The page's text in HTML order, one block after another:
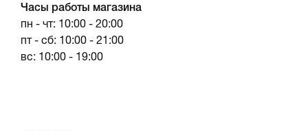
Часы работы магазина
пн - чт: 10:00 - 20:00
пт - сб: 10:00 - 21:00
вс: 10:00 - 19:00